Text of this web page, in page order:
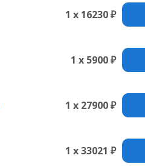
1 x 16230 ₽
1 x 5900 ₽
1 x 27900 ₽
1 x 33021 ₽